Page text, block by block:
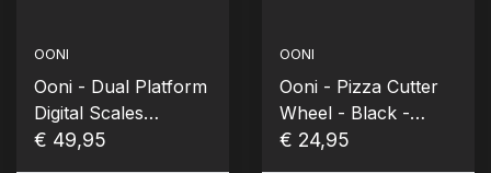
OONI
Ooni - Dual Platform
Digital Scales
Weegschaal
€ 49,95
OONI
Ooni - Pizza Cutter
Wheel - Black -
Pizzasnijder
€ 24,95